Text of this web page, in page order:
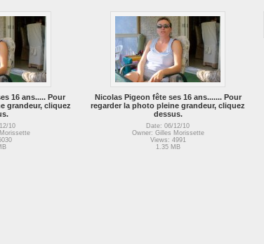
16 ans.....Pour
grandeur, cliquez
10
Nicolas Pigeon fête ses 16 ans.......Pour
regarder la photo pleine grandeur, cliquez
dessus.
Date: 06/12/10
Owner: Gilles Morissette
Views: 4991
1.35 MB